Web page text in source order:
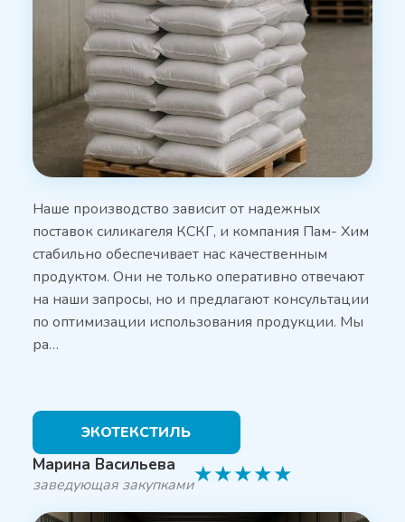
Наше производство зависит от надежных
поставок силикагеля КСКГ, и компания Пам- Хим
стабильно обеспечивает нас качественным
продуктом. Они не только оперативно отвечают
на наши запросы, но и предлагают консультации
по оптимизации использования продукции. Мы
ра…
ЭКОТЕКСТИЛЬ
Марина Васильева
заведующая закупками★★★★★